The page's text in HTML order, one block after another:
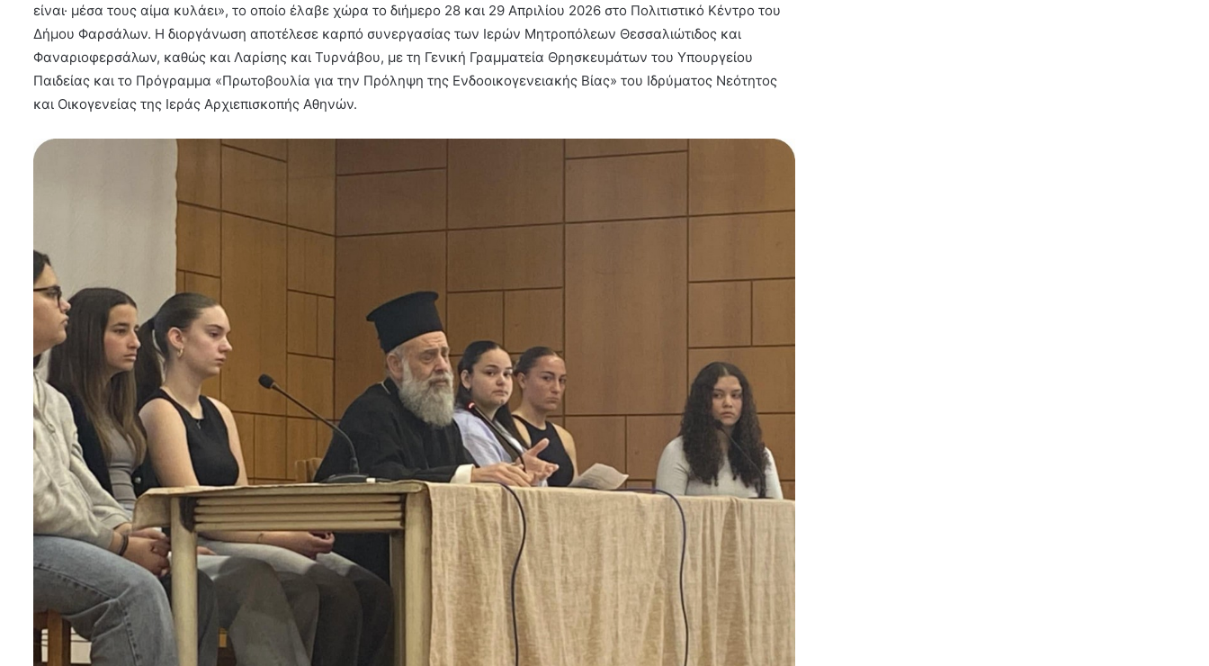
είναι· μέσα τους αίμα κυλάει», το οποίο έλαβε χώρα το διήμερο 28 και 29 Απριλίου 2026 στο Πολιτιστικό Κέντρο του
Δήμου Φαρσάλων. Η διοργάνωση αποτέλεσε καρπό συνεργασίας των Ιερών Μητροπόλεων Θεσσαλιώτιδος και
Φαναριοφερσάλων, καθώς και Λαρίσης και Τυρνάβου, με τη Γενική Γραμματεία Θρησκευμάτων του Υπουργείου
Παιδείας και το Πρόγραμμα «Πρωτοβουλία για την Πρόληψη της Ενδοοικογενειακής Βίας» του Ιδρύματος Νεότητος
και Οικογενείας της Ιεράς Αρχιεπισκοπής Αθηνών.